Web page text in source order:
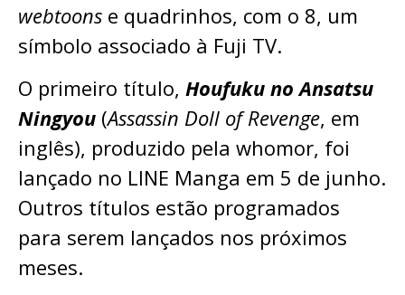
webtoons e quadrinhos, com o 8, um
símbolo associado à Fuji TV.
O primeiro título, Houfuku no Ansatsu
Ningyou (Assassin Doll of Revenge, em
inglês), produzido pela whomor, foi
lançado no LINE Manga em 5 de junho.
Outros títulos estão programados
para serem lançados nos próximos
meses.